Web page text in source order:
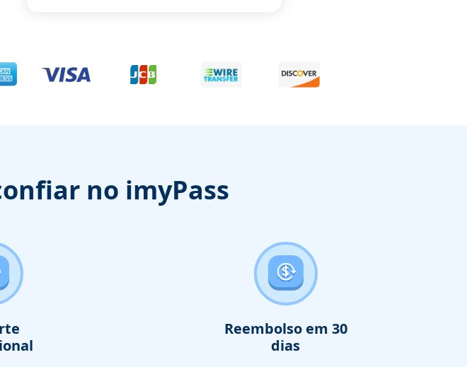
no imyPass
Reembolso em 30
dias